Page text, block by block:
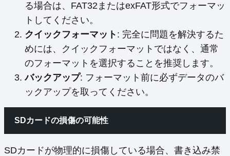
る場合は、FAT32またはexFAT形式でフォーマッ
トしてください。
クイックフォーマット : 完全に問題を解決するた
めには、クイックフォーマットではなく、通常
のフォーマットを選択することを推奨します。
バックアップ: フォーマット前に必ずデータのバ
ックアップを取ってください。
SDカードの損傷の可能性
SDカードが物理的に損傷している場合、書き込み禁